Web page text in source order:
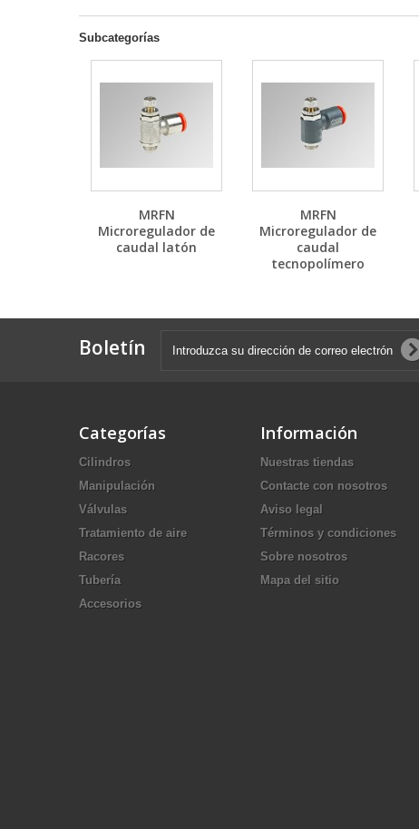
Subcategorías
MRFN
Microregulador de
caudal latón
MRFN
Microregulador de
caudal
tecnopolímero
Boletín
Categorías
Cilindros
Manipulación
Válvulas
Tratamiento de aire
Racores
Tubería
Accesorios
Información
Nuestras tiendas
Contacte con nosotros
Aviso legal
Términos y condiciones
Sobre nosotros
Mapa del sitio